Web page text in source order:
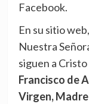
Facebook.
En su sitio
Nuestra
siguen a
Francisco de
Virgen,